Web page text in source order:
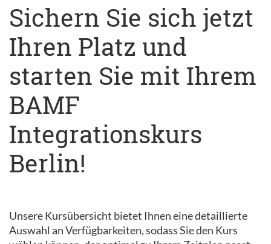
Sichern Sie sich jetzt
Ihren Platz und
starten Sie mit Ihrem
BAMF
Integrationskurs
Berlin!
Unsere Kursübersicht bietet Ihnen eine detaillierte
Auswahl an Verfügbarkeiten, sodass Sie den Kurs